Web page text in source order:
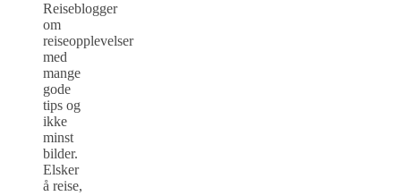
Reiseblogger
om
reiseopplevelser
med
mange
gode
tips og
ikke
minst
bilder.
Elsker
å reise,